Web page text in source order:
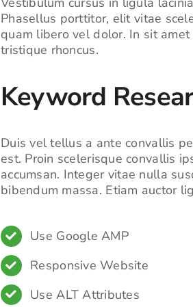
Phasellus porttitor, elit vitae
quam libero vel dolor. In sit
tristique rhoncus.
Keyword
Duis vel tellus a ante convallis
est. Proin scelerisque convallis
accumsan. Integer vitae nulla
bibendum massa. Etiam auctor
Use Google AMP
Responsive Website
Use ALT Attributes